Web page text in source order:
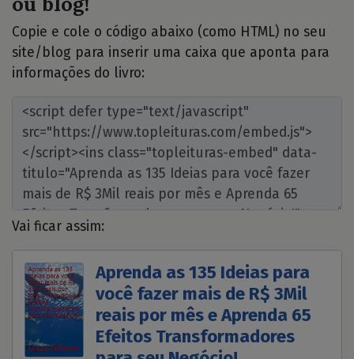
Copie e cole o código abaixo (como HTML) no seu
site/blog para inserir uma caixa que aponta para
informações do livro:
Vai ficar assim:
Aprenda as 135 Ideias para
você fazer mais de R$ 3Mil
reais por mês e Aprenda 65
Efeitos Transformadores